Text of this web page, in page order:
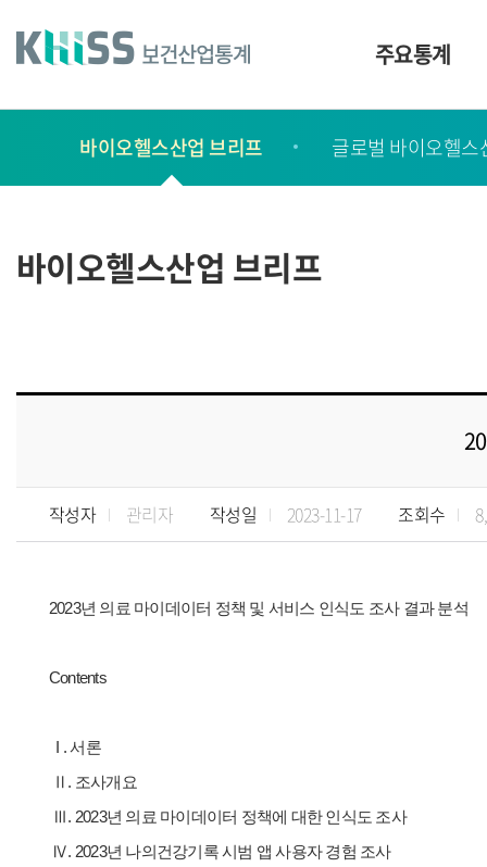
건
주요통계
서
간
행
바이오헬스산업 브리프 글로벌 바이오헬스
바이오헬스산업 브리프
작성자 관리자 작성일 2023-11-17 조회수
2023년 의료 마이데이터 정책 및 서비스 인식도 조사 결과 분석
Contents
I . 서론
Ⅱ. 조사개요
Ⅲ. 2023년 의료 마이데이터 정책에 대한 인식도 조사
Ⅳ. 2023년 나의건강기록 시범 앱 사용자 경험 조사